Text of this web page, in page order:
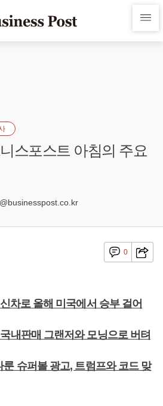
스포스트 아침의 주요
0
차로 올해 미국에서 승부 걸어
내판매 그랜저와 모닝으로 버텨
슈퍼볼 광고, 트럼프와 코드 맞